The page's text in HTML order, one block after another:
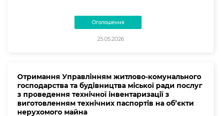
Оголошення
25.05.2026
Отримання Управлінням житлово-комунального
господарства та будівництва міської ради послуг
з проведення технічної інвентаризації з
виготовленням технічних паспортів на об’єкти
нерухомого майна